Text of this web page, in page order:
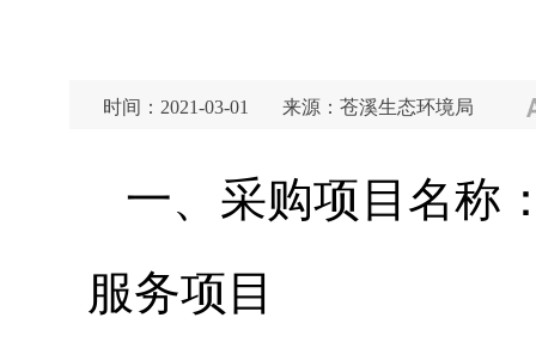
时间：2021-03-01 来源：苍溪生态环境局
一、采购项目名称
服务项目